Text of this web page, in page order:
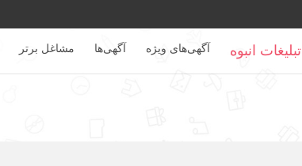
تبلیغات انبوه آگهی‌های ویژه آگهی‌ها مشاغل برتر